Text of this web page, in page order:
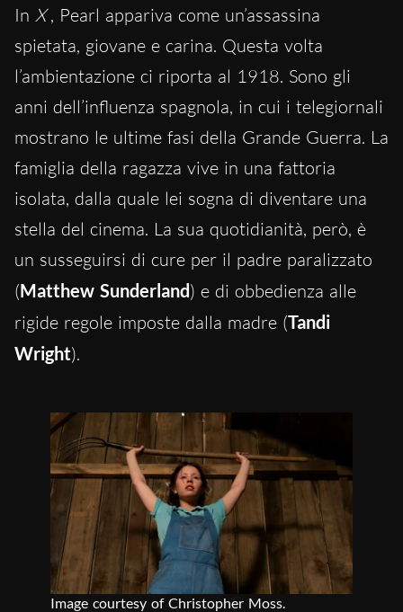
In X , Pearl appariva come un’assassina
spietata, giovane e carina. Questa volta
l’ambientazione ci riporta al 1918. Sono gli
anni dell’influenza spagnola, in cui i telegiornali
mostrano le ultime fasi della Grande Guerra. La
famiglia della ragazza vive in una fattoria
isolata, dalla quale lei sogna di diventare una
stella del cinema. La sua quotidianità, però, è
un susseguirsi di cure per il padre paralizzato
(Matthew Sunderland) e di obbedienza alle
rigide regole imposte dalla madre (Tandi
Wright).
Image courtesy of Christopher Moss.